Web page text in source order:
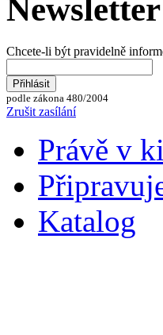
Newsletter
Chcete-li být pravidelně
podle zákona 480/2004
Zrušit zasílání
Právě v
Katalog